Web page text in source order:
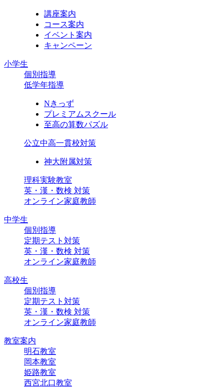
講座案内
コース案内
イベント案内
キャンペーン
小学生
個別指導
低学年指導
Nきっず
プレミアムスクール
至高の算数パズル
公立中高一貫校対策
神大附属対策
理科実験教室
英・漢・数検 対策
オンライン家庭教師
中学生
個別指導
定期テスト対策
英・漢・数検 対策
オンライン家庭教師
高校生
個別指導
定期テスト対策
英・漢・数検 対策
オンライン家庭教師
教室案内
明石教室
岡本教室
姫路教室
西宮北口教室